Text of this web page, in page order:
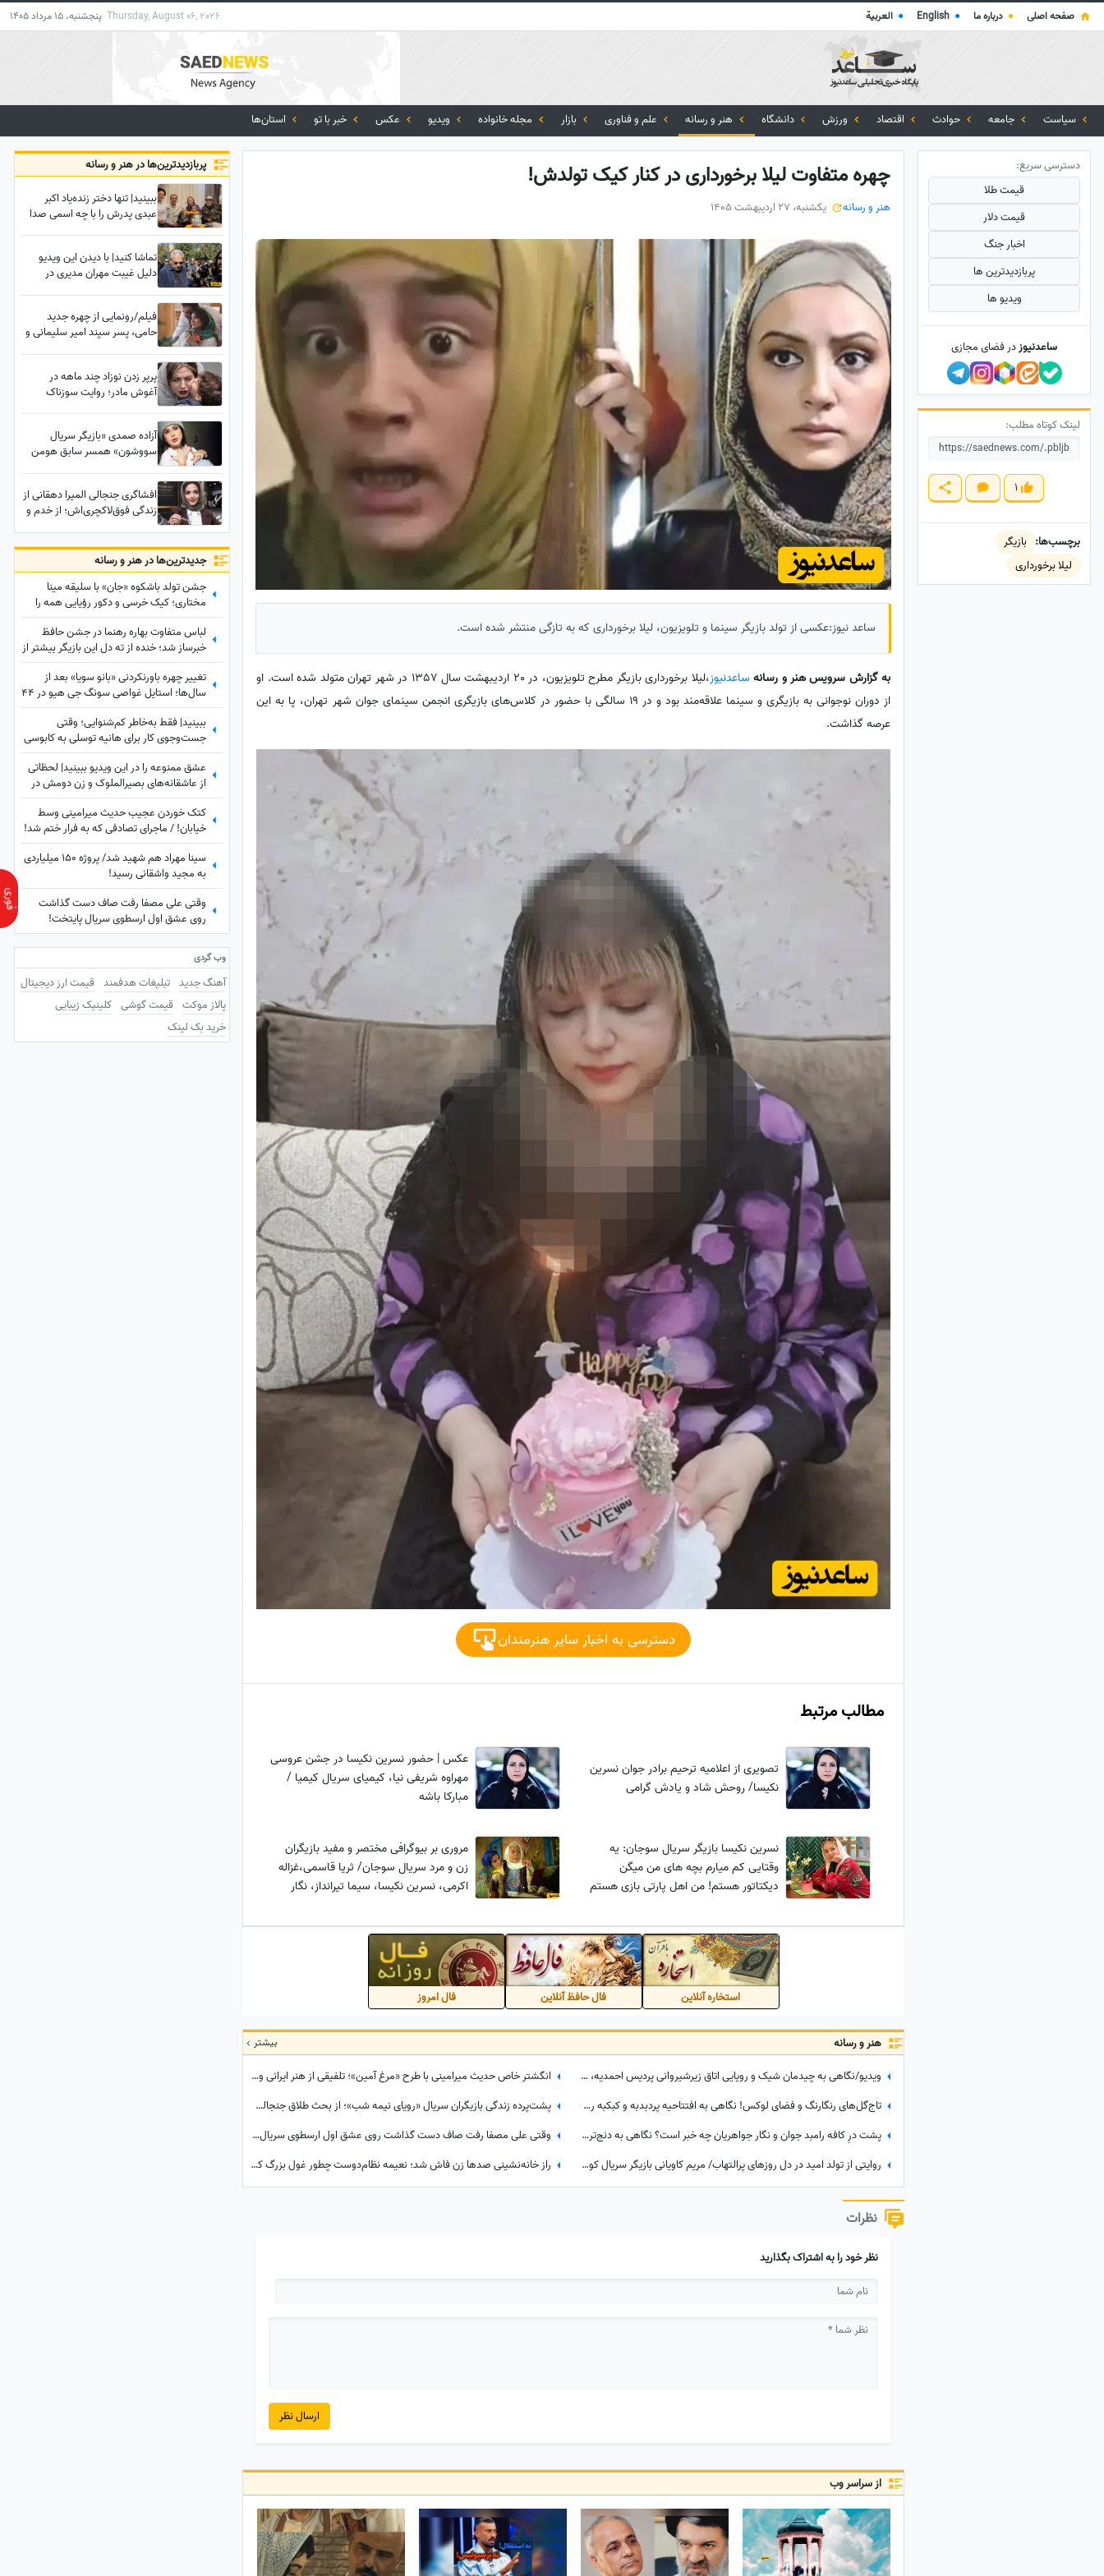
صفحه اصلی ● درباره ما ●
English
● العربية Thursday, August 06, 2026 پنجشنبه، 15 مرداد 1405
سیاست جامعه حوادث اقتصاد ورزش دانشگاه هنر و رسانه علم و فناوری بازار مجله خانواده ویدیو عکس خبر با تو استان‌ها
چهره متفاوت لیلا برخورداری در کنار کیک تولدش!
هنر و رسانه یکشنبه، 27 اردیبهشت 1405
ساعد نیوز:عکسی از تولد بازیگر سینما و تلویزیون، لیلا برخورداری که به تازگی منتشر شده است.
به گزارش سرویس هنر و رسانه ساعدنیوز
،لیلا برخورداری بازیگر مطرح تلویزیون، در 20 اردیبهشت سال 1357 در شهر تهران متولد شده است. او
از دوران نوجوانی به بازیگری و سینما علاقه‌مند بود و در 19 سالگی با حضور در کلاس‌های بازیگری انجمن سینمای جوان شهر تهران، پا به این
عرصه گذاشت.
دسترسی به اخبار سایر هنرمندان
مطالب مرتبط
تصویری از اعلامیه ترحیم برادر جوان نسرین
نکیسا/ روحش شاد و یادش گرامی
عکس | حضور نسرین نکیسا در جشن عروسی
مهراوه شریفی نیا، کیمیای سریال کیمیا /
مبارکا باشه
نسرین نکیسا بازیگر سریال سوجان: یه
وقتایی کم میارم بچه های من میگن
دیکتاتور هستم! من اهل پارتی بازی هستم
مروری بر بیوگرافی مختصر و مفید بازیگران
زن و مرد سریال سوجان/ ثریا قاسمی،غزاله
اکرمی، نسرین نکیسا، سیما تیرانداز، نگار
استخاره آنلاین فال حافظ آنلاین فال امروز
هنر و رسانه بیشتر
ویدیو/نگاهی به چیدمان شیک و رویایی اتاق زیرشیروانی پردیس احمدیه، بازیگر سریال «از یاد رفته»/ از شمع آرایی شاعرانه و کتاب تا گل آپارتمانی
انگشتر خاص حدیث میرامینی با طرح «مرغ آمین»؛ تلفیقی از هنر ایرانی و سادگی چشم‌نواز
تاج‌گل‌های رنگارنگ و فضای لوکس! نگاهی به افتتاحیه پردبدبه و کبکبه رستوران بهرام رادان و همسرش مینا مختاری/ از کنسرت شاد و پرانرژی تا چیدمان رویایی
پشت‌پرده زندگی بازیگران سریال «رویای نیمه شب»؛ از بحث طلاق جنجالی مه‌لقا باقری تا حواشی تفاوت سنی حسن معجونی و همسرش و داغ سنگینی که نسیم ادبی را پیر کرد!
پشت درِ کافه رامبد جوان و نگار جواهریان چه خبر است؟ نگاهی به دنج‌ترین پاتوق این زوج هنرمند؛ دکوراسیون مینیمال، عطر کروسان و طعم دلپذیر چیزکیک سن‌سباستین
وقتی علی مصفا رفت صاف دست گذاشت روی عشق اول ارسطوی سریال پایتخت! عاشقانه‌های لیندا کیانی و علی مصفا که مو به تن آدم سیخ می‌کنه!
روایتی از تولد امید در دل روزهای پرالتهاب/ مریم کاویانی بازیگر سریال کوری: جنگ شد، پروازها کنسل شد و من در دبی موندنی شدم…
راز خانه‌نشینی صدها زن فاش شد؛ نعیمه نظام‌دوست چطور غول بزرگ کلیشه‌ها را شکست؟ ماجرای زنانی که به تاثیر از نعیمه نظام‌دوست به زندگی برگشتند!
نظرات
نظر خود را به اشتراک بگذارید
ارسال نظر
از سراسر وب
پربازدید‌ترین‌ها در هنر و رسانه
ببینید| تنها دختر زنده‌یاد اکبر
عبدی پدرش را با چه اسمی صدا
تماشا کنید| با دیدن این ویدیو
دلیل غیبت مهران مدیری در
فیلم/رونمایی از چهره جدید
حامی، پسر سپند امیر سلیمانی و
باد مده تا ندهی بر بادم
پرپر زدن نوزاد چند ماهه در
آغوش مادر؛ روایت سوزناک
آزاده صمدی «بازیگر سریال
سووشون» همسر سابق هومن
سیدی کمک کردم! هیچوقت
آرزوم مادر شدن نبود خودخواهم
همینه که هست!
افشاگری جنجالی المیرا دهقانی از
زندگی فوق‌لاکچری‌اش؛ از خدم و
جواهرسازی در خارج از کشور!
جدید‌ترین‌ها در هنر و رسانه
جشن تولد باشکوه «جان» با سلیقه مینا
مختاری؛ کیک خرسی و دکور رؤیایی همه را
مجذوب کرد
لباس متفاوت بهاره رهنما در جشن حافظ
خبرساز شد؛ خنده از ته دل این بازیگر بیشتر از
استایلش دیده شد
تغییر چهره باورنکردنی «بانو سویا» بعد از
سال‌ها؛ استایل غواصی سونگ جی هیو در 44
سالگی سوژه شد
ببینید| فقط به‌خاطر کم‌شنوایی؛ وقتی
جست‌وجوی کار برای هانیه توسلی به کابوسی
تلخ تبدیل می‌شود
عشق ممنوعه را در این ویدیو ببینید| لحظاتی
از عاشقانه‌های بصیرالملوک و زن دومش در
بامداد خمار؛ از مشاعره دلبرانه تا....
کتک خوردن عجیب حدیث میرامینی وسط
خیابان! / ماجرای تصادفی که به فرار ختم شد!
سینا مهراد هم شهید شد/ پروژه 150 میلیاردی
به مجید واشقانی رسید!
وقتی علی مصفا رفت صاف دست گذاشت
روی عشق اول ارسطوی سریال پایتخت!
عاشقانه‌های لیندا کیانی و علی مصفا که مو به
تن آدم سیخ می‌کنه!وب گردی
آهنگ جدید تبلیغات هدفمند قیمت ارز دیجیتال
پالاز موکت قیمت گوشی کلینیک زیبایی
خرید بک لینک
دسترسی سریع:
قیمت طلا
قیمت دلار
اخبار جنگ
پربازدید‌ترین ها
ویدیو ها
ساعدنیوزدر فضای مجازی
لینک کوتاه مطلب:
1
برچسب‌ها: بازیگر
لیلا برخورداری